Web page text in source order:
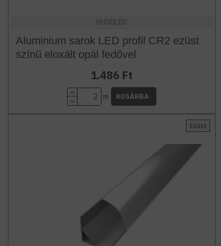
HUGOLED
Aluminium sarok LED profil CR2 ezüst
színű eloxált opál fedővel
1.486 Ft
m KOSÁRBA
Ezüst